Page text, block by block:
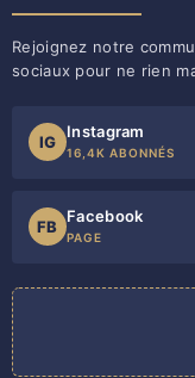
Rejoignez notre
sociaux pour ne rien
IG
Instagram
16,4K ABONNÉS
FB
Facebook
PAGE